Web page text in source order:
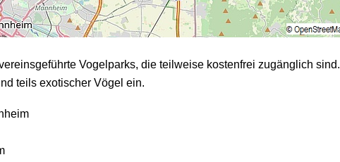
Vogelparks, die teilweise kostenfrei zugänglich sind.
teils exotischer Vögel ein.